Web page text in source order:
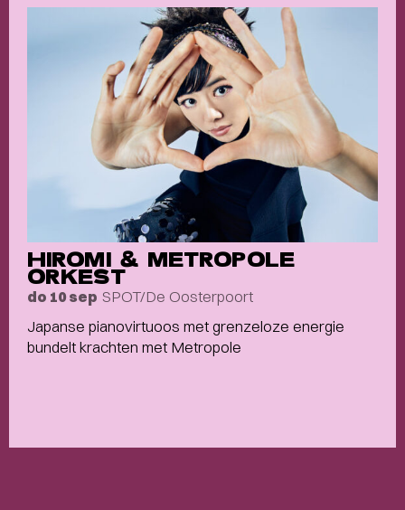
HIROMI & METROPOLE
ORKEST
do 10 sep SPOT/De Oosterpoort
Japanse pianovirtuoos met grenzeloze energie
bundelt krachten met Metropole